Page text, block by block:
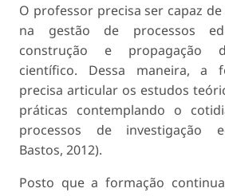
O professor precisa ser capaz
na gestão de processos
construção e propagação
científico. Dessa maneira, a
precisa articular os estudos
práticas contemplando o
processos de investigação
Bastos, 2012).
Posto que a formação